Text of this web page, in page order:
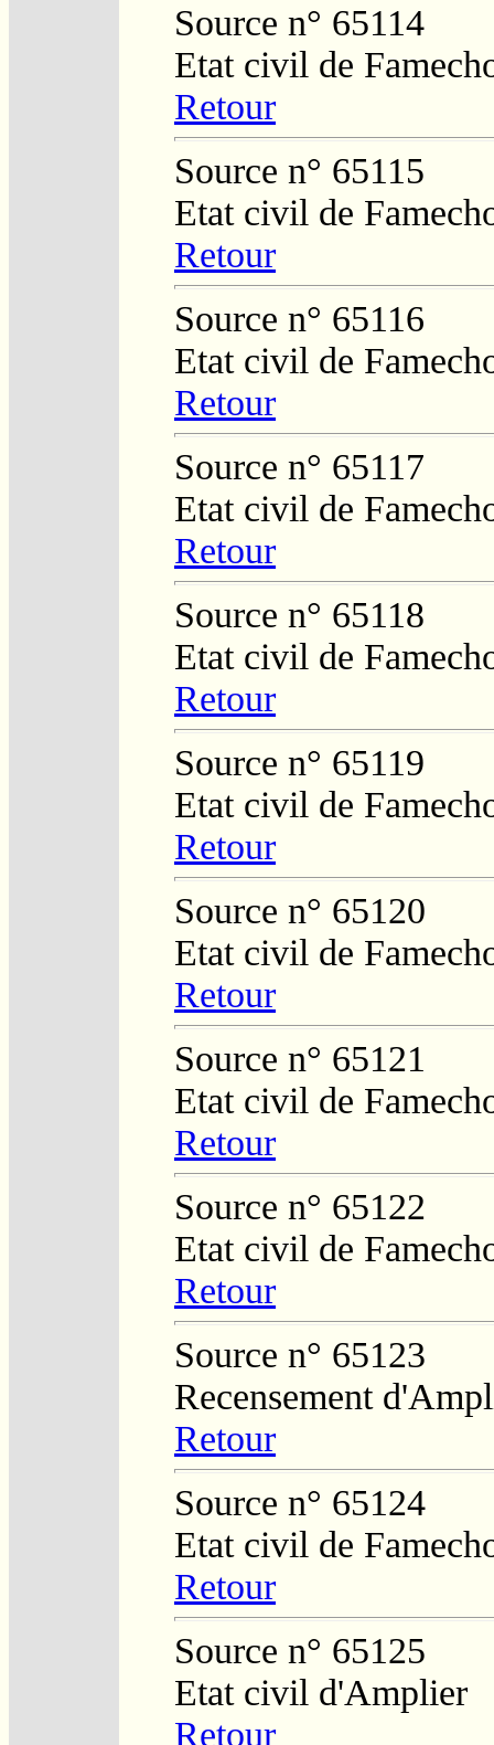
Source n° 65114
Etat civil de
Retour
Source n° 65115
Etat civil de
Retour
Source n° 65116
Etat civil de
Retour
Source n° 65117
Etat civil de
Retour
Source n° 65118
Etat civil de
Retour
Source n° 65119
Etat civil de
Retour
Source n° 65120
Etat civil de
Retour
Source n° 65121
Etat civil de
Retour
Source n° 65122
Etat civil de
Retour
Source n° 65123
Recensement
Retour
Source n° 65124
Etat civil de
Retour
Source n° 65125
Etat civil d'Amplier
Retour